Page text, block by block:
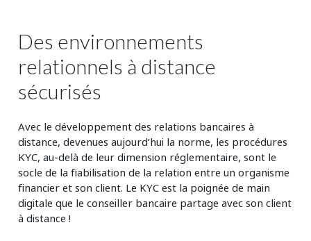
Des environnements
relationnels à distance
sécurisés
Avec le développement des relations bancaires à
distance, devenues aujourd’hui la norme, les procédures
KYC, au-delà de leur dimension réglementaire, sont le
socle de la fiabilisation de la relation entre un organisme
financier et son client. Le KYC est la poignée de main
digitale que le conseiller bancaire partage avec son client
à distance !